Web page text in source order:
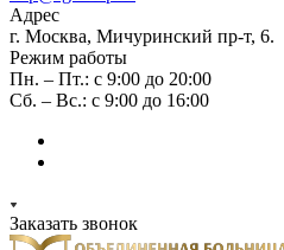
Адрес
г. Москва, Мичуринский пр-т, 6.
Режим работы
Пн. – Пт.: с 9:00 до 20:00
Сб. – Вс.: с 9:00 до 16:00
Заказать звонок